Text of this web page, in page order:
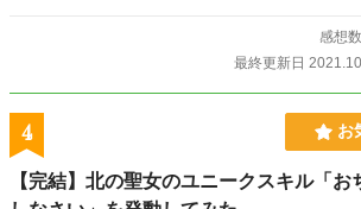
ーの赴くまま襲ってきます。衝撃に備えて下さい
編終了しており、現在は番外編を予約投稿にて更新中
感想
最終更新日
4 お
【完結】北の聖女のユニークスキル「お